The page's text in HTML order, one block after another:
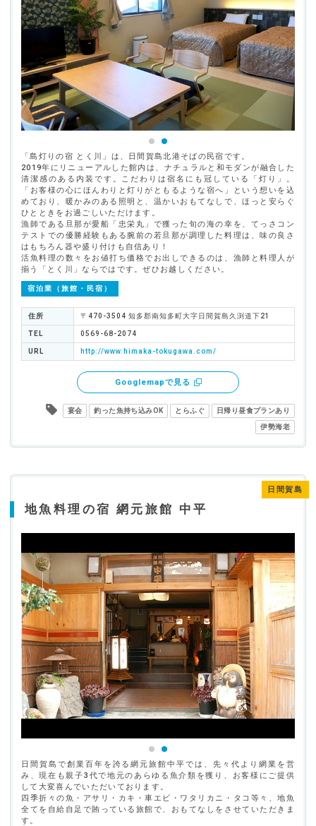
「島灯りの宿 とく川」は、日間賀島北港そばの民宿です。
2019年にリニューアルした館内は、ナチュラルと和モダンが融合した
清潔感のある内装です。こだわりは宿名にも冠している「灯り」。
「お客様の心にほんわりと灯りがともるような宿へ」という想いを込
めており、暖かみのある照明と、温かいおもてなしで、ほっと安らぐ
ひとときをお過ごしいただけます。
漁師である旦那が愛船「忠栄丸」で獲った旬の海の幸を、てっさコン
テストでの優勝経験もある腕前の若旦那が調理した料理は、味の良さ
はもちろん器や盛り付けも自信あり！
活魚料理の数々をお値打ち価格でお出しできるのは、漁師と料理人が
揃う「とく川」ならではです。ぜひお越しください。
宿泊業（旅館・民宿）
住所 〒470-3504 知多郡南知多町大字日間賀島久渕道下21
TEL 0569-68-2074
URL http://www.himaka-tokugawa.com/
Googlemapで見る
宴会 釣った魚持ち込みOK とらふぐ 日帰り昼食プランあり
伊勢海老
地魚料理の宿 網元旅館 中平
日間賀島
日間賀島で創業百年を誇る網元旅館中平では、先々代より網業を営
み、現在も親子3代で地元のあらゆる魚介類を獲り、お客様にご提供
して大変喜んでいただいております。
四季折々の魚・アサリ・カキ・車エビ・ワタリカニ・タコ等々、地魚
全てを自給自足で賄っている旅館で、おもてなしをさせていただきま
す。